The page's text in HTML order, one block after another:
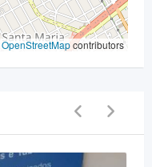
OpenStreetMapcontributors